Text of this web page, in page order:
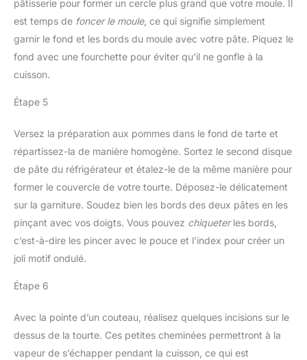
pâtisserie pour former un cercle plus grand que votre moule. Il
est temps de foncer le moule, ce qui signifie simplement
garnir le fond et les bords du moule avec votre pâte. Piquez le
fond avec une fourchette pour éviter qu’il ne gonfle à la
cuisson.
Étape 5
Versez la préparation aux pommes dans le fond de tarte et
répartissez-la de manière homogène. Sortez le second disque
de pâte du réfrigérateur et étalez-le de la même manière pour
former le couvercle de votre tourte. Déposez-le délicatement
sur la garniture. Soudez bien les bords des deux pâtes en les
pinçant avec vos doigts. Vous pouvez chiqueterles bords,
c’est-à-dire les pincer avec le pouce et l’index pour créer un
joli motif ondulé.
Étape 6
Avec la pointe d’un couteau, réalisez quelques incisions sur le
dessus de la tourte. Ces petites cheminées permettront à la
vapeur de s’échapper pendant la cuisson, ce qui est